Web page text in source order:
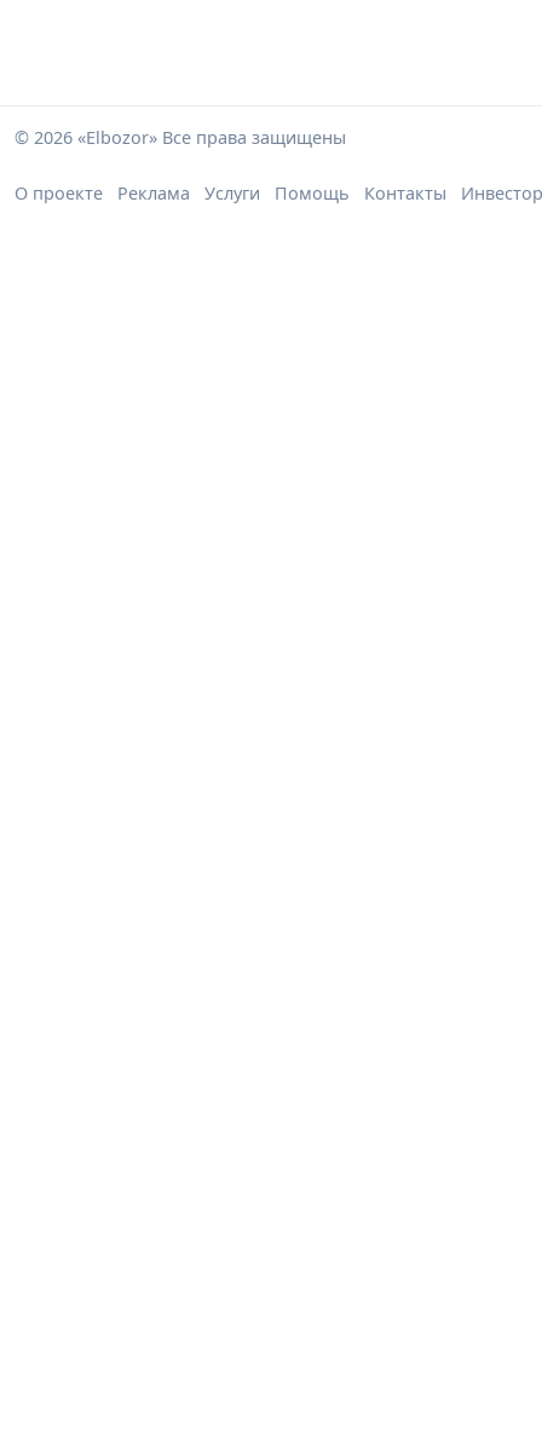
© 2026 «Elbozor» Все права защищены
О проекте Реклама Услуги Помощь Контакты